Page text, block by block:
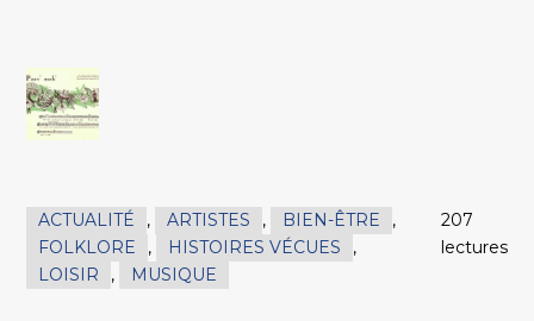
ACTUALITÉ , ARTISTES , BIEN-ÊTRE
,
FOLKLORE
, HISTOIRES VÉCUES
,
LOISIR
, MUSIQUE
207
lectures